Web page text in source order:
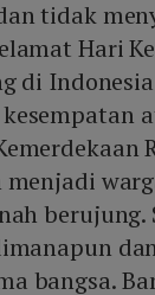
tidak
Hari
di
menjadi
berujung.
bangsa.